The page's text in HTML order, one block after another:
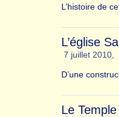
L’histoire de
L’église
7 juillet 2010,
D’une
Le